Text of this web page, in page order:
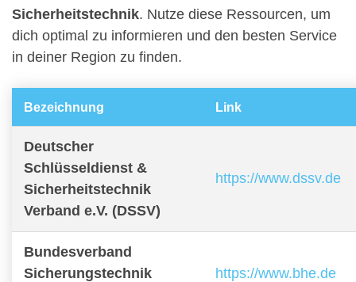
Sicherheitstechnik. Nutze diese Ressourcen, um
dich optimal zu informieren und den besten Service
in deiner Region zu finden.
Bezeichnung Link
Deutscher
Schlüsseldienst &
Sicherheitstechnik
Verband e.V. (DSSV)
https://www.dssv.de
Bundesverband
Sicherungstechnik
https://www.bhe.de